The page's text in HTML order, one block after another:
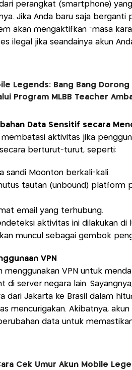
perangkat (smartphone)
Jika Anda baru saja berganti
akan mengaktifkan "masa
ilegal jika seandainya akun
Legends: Bang Bang
Program MLBB Teacher
Data Sensitif secara
membatasi aktivitas jika
berturut-turut, seperti:
sandi Moonton berkali-kali.
tautan (unbound) platform
email yang terhubung.
aktivitas ini dilakukan di
muncul sebagai gembok
VPN
menggunakan VPN untuk
di server negara lain.
dari Jakarta ke Brasil dalam
mencurigakan. Akibatnya,
data untuk
Cek Umur Akun Mobile